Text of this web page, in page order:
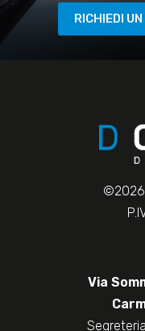
RICHIEDI
©2026
Via